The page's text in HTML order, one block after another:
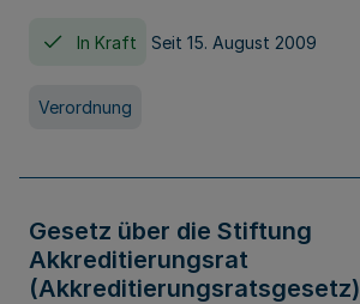
In Kraft Seit 15. August 2009
Verordnung
Gesetz über die Stiftung
Akkreditierungsrat
(Akkreditierungsratsgesetz)